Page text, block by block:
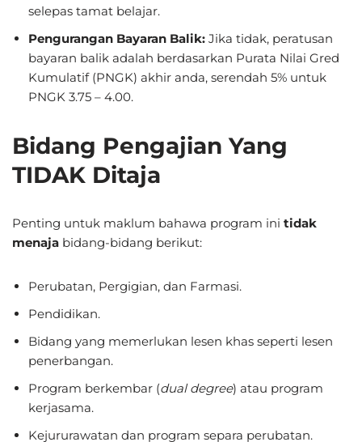
selepas tamat belajar.
Pengurangan Bayaran Balik: Jika tidak, peratusan
bayaran balik adalah berdasarkan Purata Nilai Gred
Kumulatif (PNGK) akhir anda, serendah 5% untuk
PNGK 3.75 – 4.00.
Bidang Pengajian Yang
TIDAK Ditaja
Penting untuk maklum bahawa program ini tidak
menaja bidang-bidang berikut:
Perubatan, Pergigian, dan Farmasi.
Pendidikan.
Bidang yang memerlukan lesen khas seperti lesen
penerbangan.
Program berkembar (dual degree) atau program
kerjasama.
Kejururawatan dan program separa perubatan.